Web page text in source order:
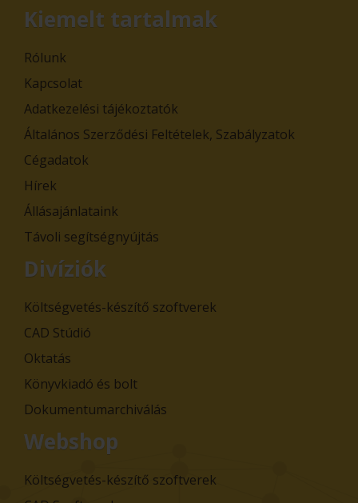
Kiemelt tartalmak
Rólunk
Kapcsolat
Adatkezelési tájékoztatók
Általános Szerződési Feltételek, Szabályzatok
Cégadatok
Hírek
Állásajánlataink
Távoli segítségnyújtás
Divíziók
Költségvetés-készítő szoftverek
CAD Stúdió
Oktatás
Könyvkiadó és bolt
Dokumentumarchiválás
Webshop
Költségvetés-készítő szoftverek